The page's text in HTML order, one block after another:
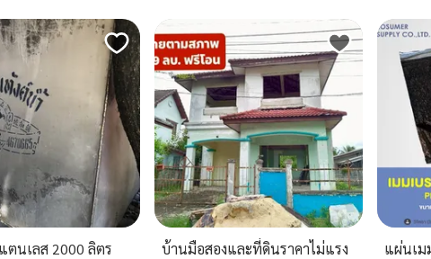
ตนเลส 2000 ลิตร
บ้านมือสองและที่ดินราคาไม่แรง
แผ่นเม